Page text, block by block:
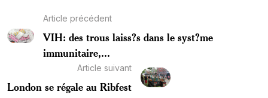
Article précédent
VIH: des trous laiss?s dans le syst?me
immunitaire,...
Article suivant
London se régale au Ribfest